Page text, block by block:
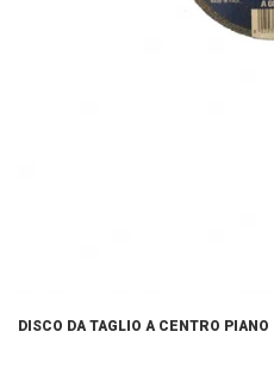
DISCO DA TAGLIO A CENTRO PIANO